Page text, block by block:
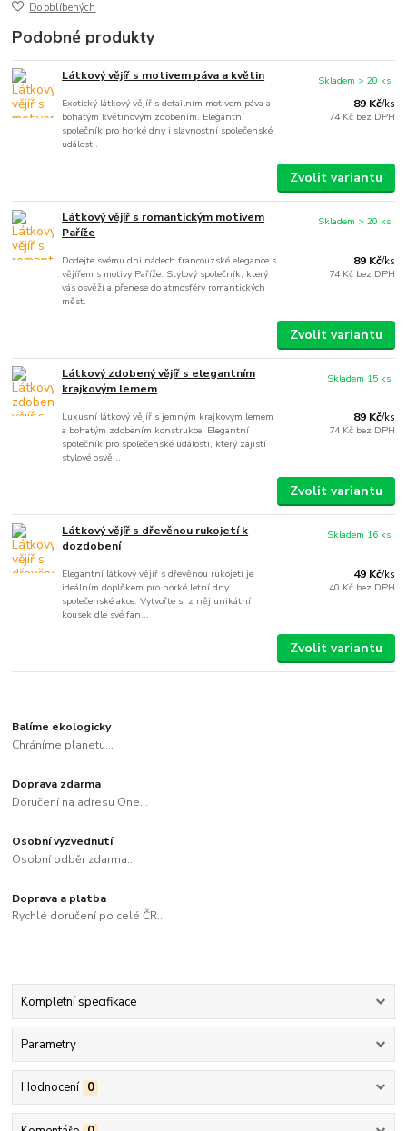
Do oblíbených
Podobné produkty
Látkový vějíř s motivem páva a květin
Exotický látkový vějíř s detailním motivem páva a
bohatým květinovým zdobením. Elegantní
společník pro horké dny i slavnostní společenské
události.
89 Kč/ks
74 Kč bez DPH
Skladem > 20 ks
Zvolit variantu
Látkový vějíř s romantickým motivem
Paříže
Dodejte svému dni nádech francouzské elegance s
vějířem s motivy Paříže. Stylový společník, který
vás osvěží a přenese do atmosféry romantických
měst.
89 Kč/ks
74 Kč bez DPH
Skladem > 20 ks
Zvolit variantu
Látkový zdobený vějíř s elegantním
krajkovým lemem
Luxusní látkový vějíř s jemným krajkovým lemem
a bohatým zdobením konstrukce. Elegantní
společník pro společenské události, který zajistí
stylové osvě...
89 Kč/ks
74 Kč bez DPH
Skladem 15 ks
Zvolit variantu
Látkový vějíř s dřevěnou rukojetí k
dozdobení
Elegantní látkový vějíř s dřevěnou rukojetí je
ideálním doplňkem pro horké letní dny i
společenské akce. Vytvořte si z něj unikátní
kousek dle své fan...
49 Kč/ks
40 Kč bez DPH
Skladem 16 ks
Zvolit variantu
Balíme ekologicky
Chráníme planetu...
Doprava zdarma
Doručení na adresu One...
Osobní vyzvednutí
Osobní odběr zdarma...
Doprava a platba
Rychlé doručení po celé ČR...
Kompletní specifikace
Parametry
Hodnocení 0